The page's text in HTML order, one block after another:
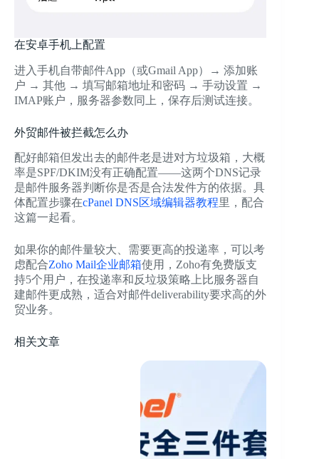
在安卓手机上配置
进入手机自带邮件App（或Gmail App）→ 添加账
户 → 其他 → 填写邮箱地址和密码 → 手动设置 →
IMAP账户，服务器参数同上，保存后测试连接。
外贸邮件被拦截怎么办
配好邮箱但发出去的邮件老是进对方垃圾箱，大概
率是SPF/DKIM没有正确配置——这两个DNS记录
是邮件服务器判断你是否是合法发件方的依据。具
体配置步骤在cPanel DNS区域编辑器教程里，配合
这篇一起看。
如果你的邮件量较大、需要更高的投递率，可以考
虑配合Zoho Mail企业邮箱使用，Zoho有免费版支
持5个用户，在投递率和反垃圾策略上比服务器自
建邮件更成熟，适合对邮件deliverability要求高的外
贸业务。
相关文章